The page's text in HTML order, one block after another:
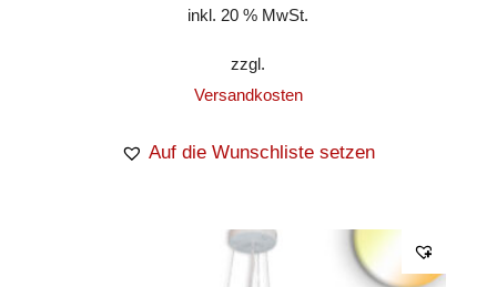
inkl. 20 % MwSt.
zzgl.
Versandkosten
Auf die Wunschliste setzen